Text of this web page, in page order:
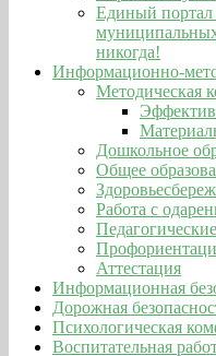
Единый портал
никогда!
Информационно-
Методическая
Дошкольное
Общее
Работа с
Аттестация
Информационная
Дорожная
Психологическая
Воспитательная